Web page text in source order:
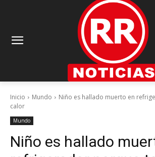
Inicio Mundo
Niño es hallado muerto en
calor
Mundo
Niño es hallado